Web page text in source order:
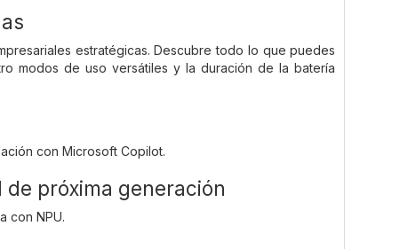
estratégicas. Descubre todo lo que puedes
modos de uso versátiles y la duración de la batería
con Microsoft Copilot.
próxima generación
con NPU.